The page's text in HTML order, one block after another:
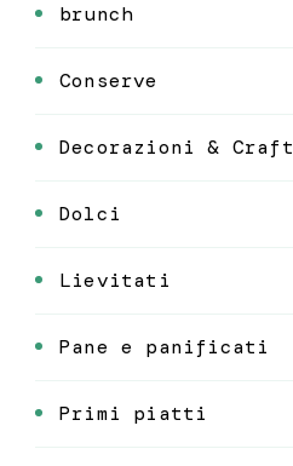
brunch
Conserve
Decorazioni & Craft
Dolci
Lievitati
Pane e panificati
Primi piatti